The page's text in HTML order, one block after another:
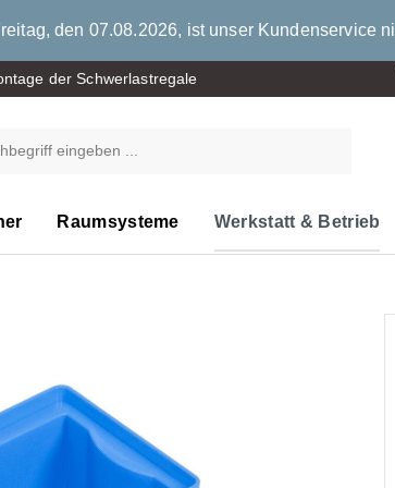
den 07.08.2026, ist unser Kundenservice
der Schwerlastregale
Raumsysteme Werkstatt & Betrieb